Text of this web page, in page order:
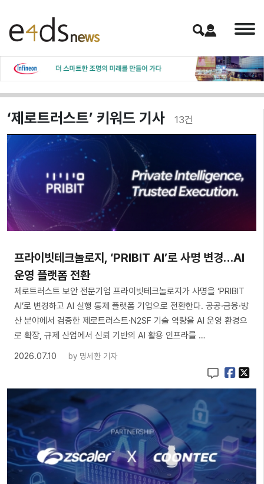
‘제로트러스트’ 키워드 기사 13건
프라이빗테크놀로지, ‘PRIBIT AI’로 사명 변경…AI
운영 플랫폼 전환
제로트러스트 보안 전문기업 프라이빗테크놀로지가 사명을 ‘PRIBIT
AI’로 변경하고 AI 실행 통제 플랫폼 기업으로 전환한다. 공공·금융·방
산 분야에서 검증한 제로트러스트·N2SF 기술 역량을 AI 운영 환경으
로 확장, 규제 산업에서 신뢰 기반의 AI 활용 인프라를 …
2026.07.10
by 명세환 기자